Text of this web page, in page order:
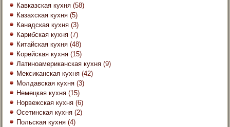
Кавказская кухня (58)
Казахская кухня (5)
Канадская кухня (3)
Карибская кухня (7)
Китайская кухня (48)
Корейская кухня (15)
Латиноамериканская кухня (9)
Мексиканская кухня (42)
Молдавская кухня (3)
Немецкая кухня (15)
Норвежская кухня (6)
Осетинская кухня (2)
Польская кухня (4)